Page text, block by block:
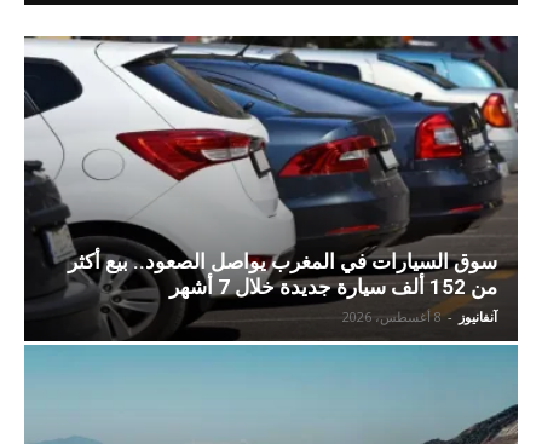
سوق السيارات في المغرب يواصل الصعود.. بيع أكثر
من 152 ألف سيارة جديدة خلال 7 أشهر
آنفانيوز - 8 أغسطس، 2026